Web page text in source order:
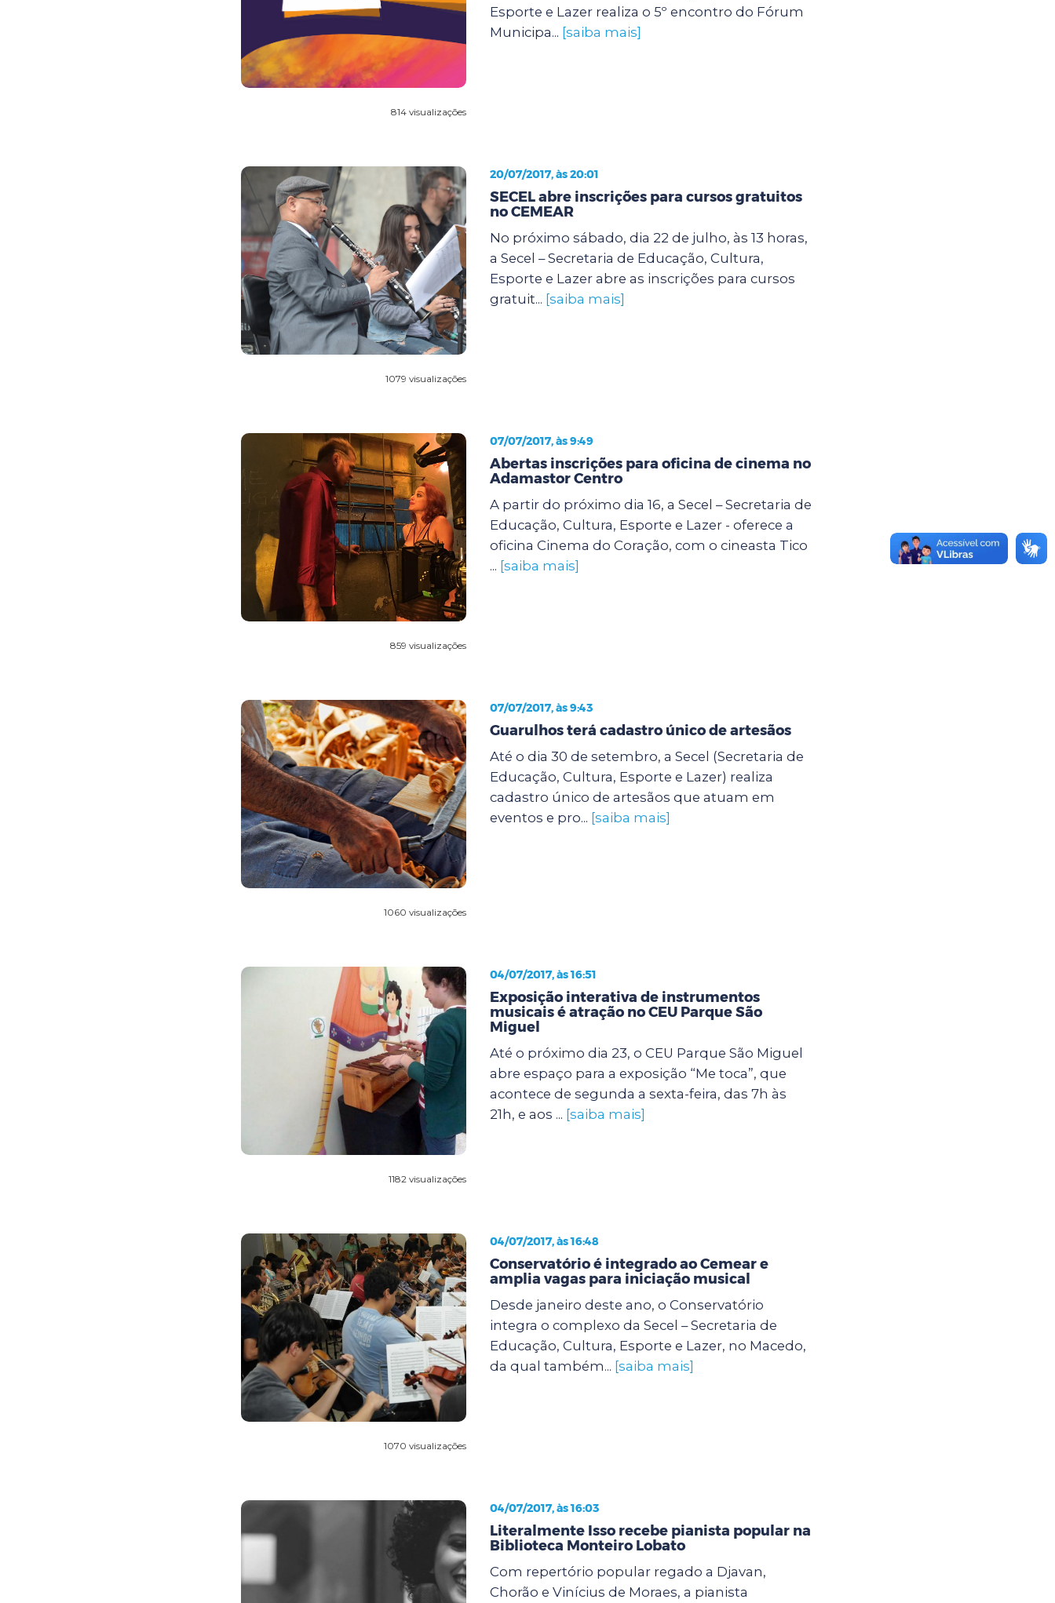
814 visualizações
Esporte e Lazer realiza o 5º encontro do Fórum
Municipa... [saiba mais]
1079 visualizações
20/07/2017, às 20:01
SECEL abre inscrições para cursos gratuitos
no CEMEAR
No próximo sábado, dia 22 de julho, às 13 horas,
a Secel – Secretaria de Educação, Cultura,
Esporte e Lazer abre as inscrições para cursos
gratuit... [saiba mais]
859 visualizações
07/07/2017, às 9:49
Abertas inscrições para oficina de cinema no
Adamastor Centro
A partir do próximo dia 16, a Secel – Secretaria de
Educação, Cultura, Esporte e Lazer - oferece a
oficina Cinema do Coração, com o cineasta Tico
... [saiba mais]
1060 visualizações
07/07/2017, às 9:43
Guarulhos terá cadastro único de artesãos
Até o dia 30 de setembro, a Secel (Secretaria de
Educação, Cultura, Esporte e Lazer) realiza
cadastro único de artesãos que atuam em
eventos e pro... [saiba mais]
1182 visualizações
04/07/2017, às 16:51
Exposição interativa de instrumentos
musicais é atração no CEU Parque São
Miguel
Até o próximo dia 23, o CEU Parque São Miguel
abre espaço para a exposição “Me toca”, que
acontece de segunda a sexta-feira, das 7h às
21h, e aos ... [saiba mais]
1070 visualizações
04/07/2017, às 16:48
Conservatório é integrado ao Cemear e
amplia vagas para iniciação musical
Desde janeiro deste ano, o Conservatório
integra o complexo da Secel – Secretaria de
Educação, Cultura, Esporte e Lazer, no Macedo,
da qual também... [saiba mais]
04/07/2017, às 16:03
Literalmente Isso recebe pianista popular na
Biblioteca Monteiro Lobato
Com repertório popular regado a Djavan,
Chorão e Vinícius de Moraes, a pianista